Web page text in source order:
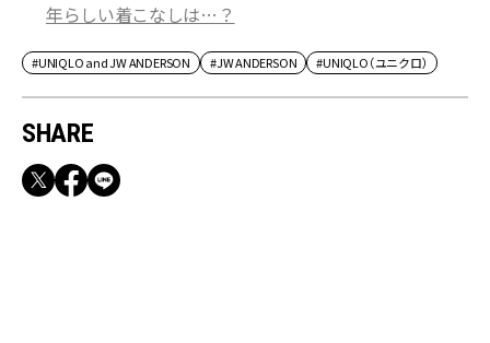
年らしい着こなしは…？
#UNIQLO and JW ANDERSON #JW ANDERSON #UNIQLO（ユニクロ）
SHARE